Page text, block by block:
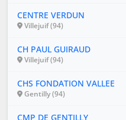
CENTRE VERDUN
Villejuif (94)
CH PAUL GUIRAUD
Villejuif (94)
CHS FONDATION VALLEE
Gentilly (94)
CMP DE GENTILLY